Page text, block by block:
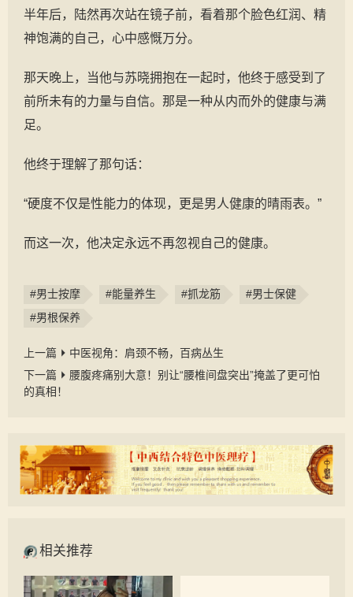
半年后，陆然再次站在镜子前，看着那个脸色红润、精
神饱满的自己，心中感慨万分。
那天晚上，当他与苏晓拥抱在一起时，他终于感受到了
前所未有的力量与自信。那是一种从内而外的健康与满
足。
他终于理解了那句话：
“硬度不仅是性能力的体现，更是男人健康的晴雨表。”
而这一次，他决定永远不再忽视自己的健康。
#男士按摩 #能量养生 #抓龙筋
#男士保健
#男根保养
上一篇
中医视角：肩颈不畅，百病丛生
下一篇
腰腹疼痛别大意！别让“腰椎间盘突出”掩盖了更可怕
的真相！
相关推荐